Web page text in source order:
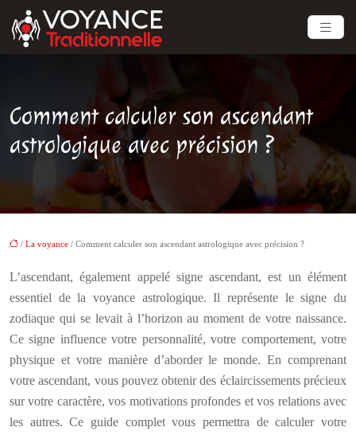
Comment calculer son ascendant
astrologique avec précision ?
/ La voyance / Comment calculer son ascendant astrologique avec précision ?
L’ascendant, également appelé signe ascendant, est un élément
essentiel de la voyance astrologique. Il représente le signe du
zodiaque qui se levait à l’horizon au moment de votre naissance.
Ce signe influence votre personnalité, votre comportement, votre
physique et votre manière d’aborder le monde. En comprenant
votre ascendant, vous pouvez obtenir des éclaircissements précieux
sur votre caractère, vos motivations profondes et vos relations avec
les autres. Ce guide complet vous permettra de calculer votre